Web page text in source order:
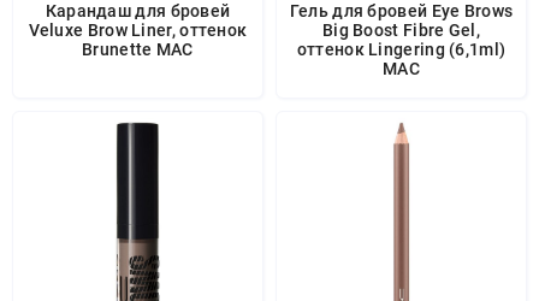
Карандаш для бровей
Veluxe Brow Liner, оттенок
Brunette MAC
Гель для бровей Eye Brows
Big Boost Fibre Gel,
оттенок Lingering (6,1ml)
MAC